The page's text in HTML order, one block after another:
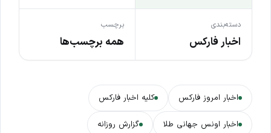
دسته‌بندی
اخبار فارکس
برچسب
همه برچسب‌ها
اخبار امروز فارکس کلیه اخبار فارکس
اخبار اونس جهانی طلا گزارش روزانه